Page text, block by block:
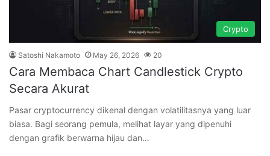
Crypto
Satoshi Nakamoto May 26, 2026 20
Cara Membaca Chart Candlestick Crypto
Secara Akurat
Pasar cryptocurrency dikenal dengan volatilitasnya yang luar
biasa. Bagi seorang pemula, melihat layar yang dipenuhi
dengan grafik berwarna hijau dan…